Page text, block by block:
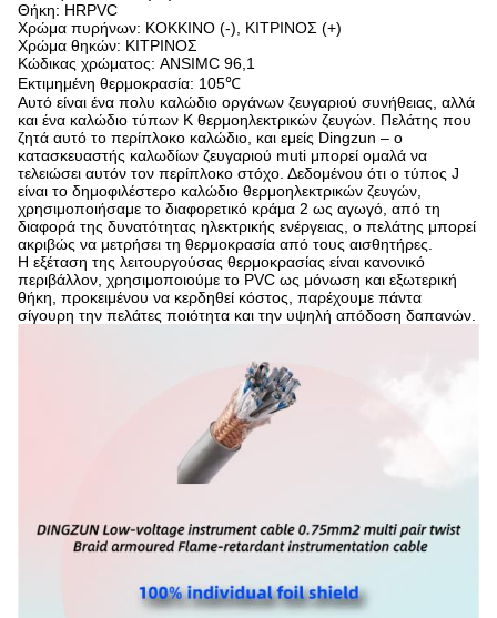
Θήκη: HRPVC
Χρώμα πυρήνων: ΚΟΚΚΙΝΟ (-), ΚΙΤΡΙΝΟΣ (+)
Χρώμα θηκών: ΚΙΤΡΙΝΟΣ
Κώδικας χρώματος: ANSIMC 96,1
Εκτιμημένη θερμοκρασία: 105℃
Αυτό είναι ένα πολυ καλώδιο οργάνων ζευγαριού συνήθειας, αλλά
και ένα καλώδιο τύπων Κ θερμοηλεκτρικών ζευγών. Πελάτης που
ζητά αυτό το περίπλοκο καλώδιο, και εμείς Dingzun – ο
κατασκευαστής καλωδίων ζευγαριού muti μπορεί ομαλά να
τελειώσει αυτόν τον περίπλοκο στόχο. Δεδομένου ότι ο τύπος J
είναι το δημοφιλέστερο καλώδιο θερμοηλεκτρικών ζευγών,
χρησιμοποιήσαμε το διαφορετικό κράμα 2 ως αγωγό, από τη
διαφορά της δυνατότητας ηλεκτρικής ενέργειας, ο πελάτης μπορεί
ακριβώς να μετρήσει τη θερμοκρασία από τους αισθητήρες.
Η εξέταση της λειτουργούσας θερμοκρασίας είναι κανονικό
περιβάλλον, χρησιμοποιούμε το PVC ως μόνωση και εξωτερική
θήκη, προκειμένου να κερδηθεί κόστος, παρέχουμε πάντα
σίγουρη την πελάτες ποιότητα και την υψηλή απόδοση δαπανών.